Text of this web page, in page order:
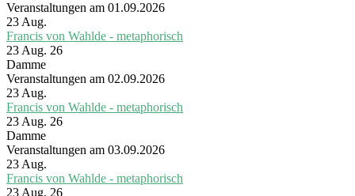
Veranstaltungen am 01.09.2026
23Aug.
Francis von Wahlde - metaphorisch
23 Aug. 26
Damme
Veranstaltungen am 02.09.2026
23Aug.
Francis von Wahlde - metaphorisch
23 Aug. 26
Damme
Veranstaltungen am 03.09.2026
23Aug.
Francis von Wahlde - metaphorisch
23 Aug. 26